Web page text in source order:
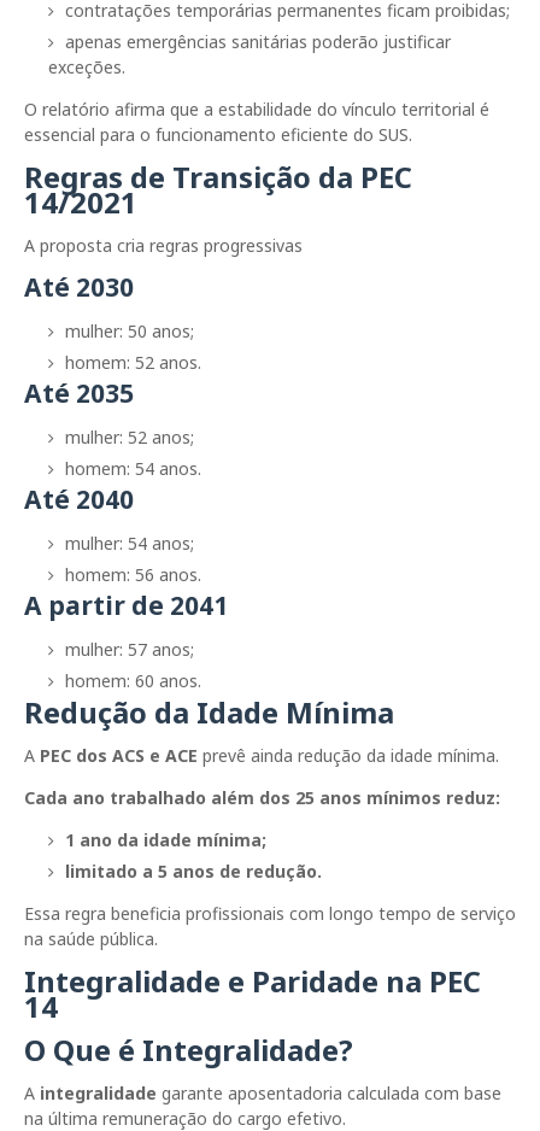
contratações temporárias permanentes ficam proibidas;
apenas emergências sanitárias poderão justificar
exceções.
O relatório afirma que a estabilidade do vínculo territorial é
essencial para o funcionamento eficiente do SUS.
Regras de Transição da PEC
14/2021
A proposta cria regras progressivas
Até 2030
mulher: 50 anos;
homem: 52 anos.
Até 2035
mulher: 52 anos;
homem: 54 anos.
Até 2040
mulher: 54 anos;
homem: 56 anos.
A partir de 2041
mulher: 57 anos;
homem: 60 anos.
Redução da Idade Mínima
A PEC dos ACS e ACE prevê ainda redução da idade mínima.
Cada ano trabalhado além dos 25 anos mínimos reduz:
1 ano da idade mínima;
limitado a 5 anos de redução.
Essa regra beneficia profissionais com longo tempo de serviço
na saúde pública.
Integralidade e Paridade na PEC
14
O Que é Integralidade?
A integralidade garante aposentadoria calculada com base
na última remuneração do cargo efetivo.